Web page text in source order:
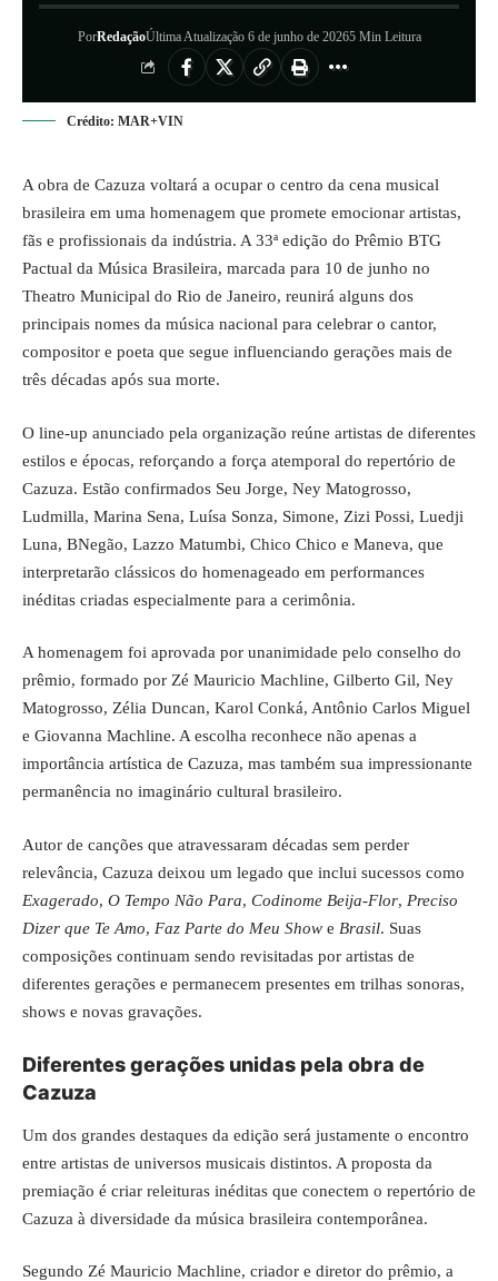
PorRedaçãoÚltima Atualização 6 de junho de 20265 Min Leitura
Crédito: MAR+VIN
A obra de Cazuza voltará a ocupar o centro da cena musical
brasileira em uma homenagem que promete emocionar artistas,
fãs e profissionais da indústria. A 33ª edição do Prêmio BTG
Pactual da Música Brasileira, marcada para 10 de junho no
Theatro Municipal do Rio de Janeiro, reunirá alguns dos
principais nomes da música nacional para celebrar o cantor,
compositor e poeta que segue influenciando gerações mais de
três décadas após sua morte.
O line-up anunciado pela organização reúne artistas de diferentes
estilos e épocas, reforçando a força atemporal do repertório de
Cazuza. Estão confirmados Seu Jorge, Ney Matogrosso,
Ludmilla, Marina Sena, Luísa Sonza, Simone, Zizi Possi, Luedji
Luna, BNegão, Lazzo Matumbi, Chico Chico e Maneva, que
interpretarão clássicos do homenageado em performances
inéditas criadas especialmente para a cerimônia.
A homenagem foi aprovada por unanimidade pelo conselho do
prêmio, formado por Zé Mauricio Machline, Gilberto Gil, Ney
Matogrosso, Zélia Duncan, Karol Conká, Antônio Carlos Miguel
e Giovanna Machline. A escolha reconhece não apenas a
importância artística de Cazuza, mas também sua impressionante
permanência no imaginário cultural brasileiro.
Autor de canções que atravessaram décadas sem perder
relevância, Cazuza deixou um legado que inclui sucessos como
Exagerado, O Tempo Não Para, Codinome Beija-Flor, Preciso
Dizer que Te Amo, Faz Parte do Meu Show e Brasil. Suas
composições continuam sendo revisitadas por artistas de
diferentes gerações e permanecem presentes em trilhas sonoras,
shows e novas gravações.
Diferentes gerações unidas pela obra de
Cazuza
Um dos grandes destaques da edição será justamente o encontro
entre artistas de universos musicais distintos. A proposta da
premiação é criar releituras inéditas que conectem o repertório de
Cazuza à diversidade da música brasileira contemporânea.
Segundo Zé Mauricio Machline, criador e diretor do prêmio, a